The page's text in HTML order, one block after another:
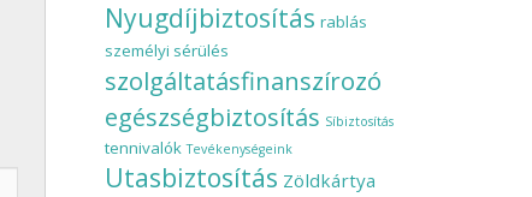
Nyugdíjbiztosítás rablás
személyi sérülés
szolgáltatásfinanszírozó
egészségbiztosítás Síbiztosítás
tennivalók Tevékenységeink
Utasbiztosítás Zöldkártya